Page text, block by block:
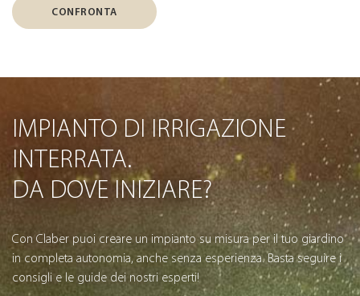
CONFRONTA
IMPIANTO DI IRRIGAZIONE
INTERRATA.
DA DOVE INIZIARE?
Con Claber puoi creare un impianto su misura per il tuo giardino
in completa autonomia, anche senza esperienza. Basta seguire i
consigli e le guide dei nostri esperti!